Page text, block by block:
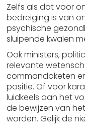
Zelfs als dat voor
bedreiging is van
psychische
sluipende kwalen
Ook ministers,
relevante
commandoketen
positie. Of voor
luidkeels aan het
de bewijzen van
worden. Gelijk de